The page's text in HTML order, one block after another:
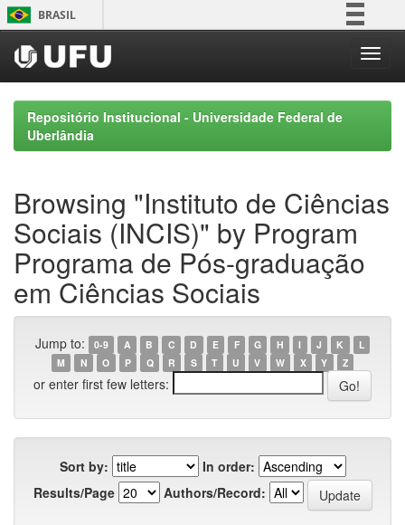
Skip
navigation
BRASIL
Participe
Acesso à informação
Legislação
Repositório Institucional - Universidade Federal de
Uberlândia
Browsing "Instituto de Ciências
Sociais (INCIS)" by Program
Programa de Pós-graduação
em Ciências Sociais
Jump to: 0-9 A B C D E F G H I J K
L
M
N O P Q R S T U V W X Y Z
or enter first few letters:
Sort by:
In order:
Results/Page
Authors/Record: